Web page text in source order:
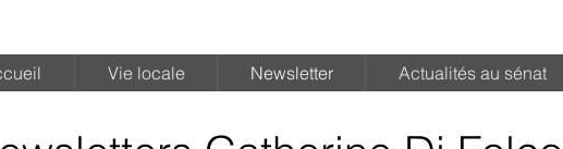
Vie locale Newsletter Actualités au sénat